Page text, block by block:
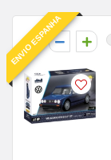
ENVIO ESPANHA
0